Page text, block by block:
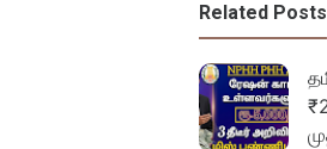
Related Posts